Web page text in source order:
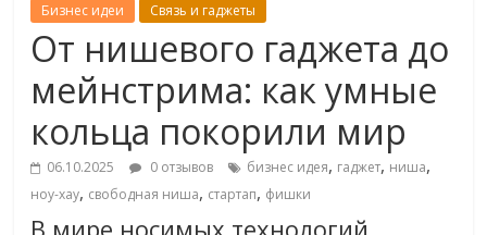
Бизнес идеи Связь и гаджеты
От нишевого гаджета до
мейнстрима: как умные
кольца покорили мир
06.10.2025 0 отзывов бизнес идея, гаджет, ниша,
ноу-хау, свободная ниша, стартап, фишки